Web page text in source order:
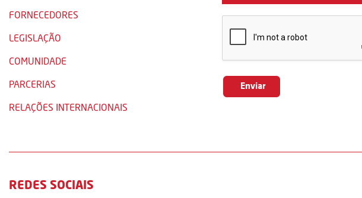
FORNECEDORES
LEGISLAÇÃO
COMUNIDADE
PARCERIAS
RELAÇÕES INTERNACIONAIS
REDES SOCIAIS